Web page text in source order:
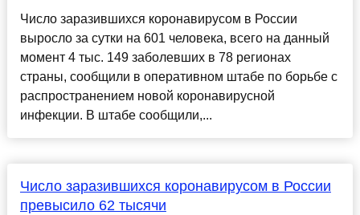
Число заразившихся коронавирусом в России
выросло за сутки на 601 человека, всего на данный
момент 4 тыс. 149 заболевших в 78 регионах
страны, сообщили в оперативном штабе по борьбе с
распространением новой коронавирусной
инфекции. В штабе сообщили,...
Число заразившихся коронавирусом в России
превысило 62 тысячи